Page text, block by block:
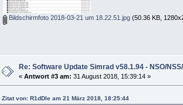
Bildschirmfoto 2018-03-21 um 18.22.51.jpg (50.36 KB,
Re: Software Update Simrad v58.1.94 - NSO/
«Antwort #3 am: 31 August 2018, 15:39:14 »
Zitat von: R1dDle am 21 März 2018, 18:25:44